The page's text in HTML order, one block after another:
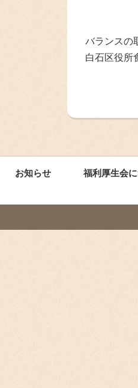
バランスの
白石区役所
お知らせ 福利厚生会